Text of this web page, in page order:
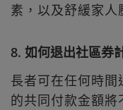
素，以及舒緩家人
8. 如何退出社區券
長者可在任何時
的共同付款金額將